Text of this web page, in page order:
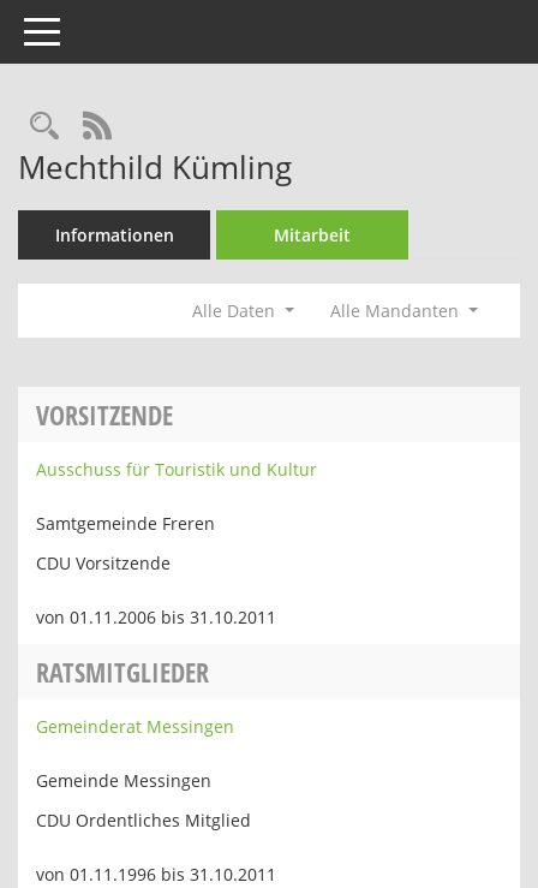
Toggle navigation
Rechercheauswahl
RSS-Feed
Mechthild Kümling
Informationen Mitarbeit
Alle Daten Alle Mandanten
VORSITZENDE
Ausschuss für Touristik und Kultur
Samtgemeinde Freren
CDU Vorsitzende
von 01.11.2006 bis 31.10.2011
RATSMITGLIEDER
Gemeinderat Messingen
Gemeinde Messingen
CDU Ordentliches Mitglied
von 01.11.1996 bis 31.10.2011